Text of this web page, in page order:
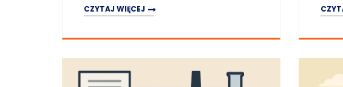
zgłoszone produkty wentylatorów
CZYTAJ WIĘCEJ